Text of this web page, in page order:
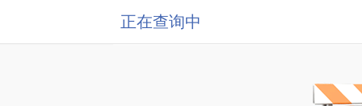
正在查询中